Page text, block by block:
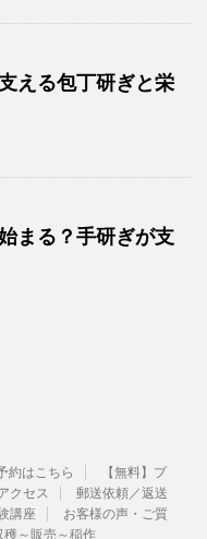
える包丁研ぎと栄
まる？手研ぎが支
約はこちら
【無料】プ
クセス
郵送依頼／返送
講座
お客様の声・ご質
穫～販売～稲作